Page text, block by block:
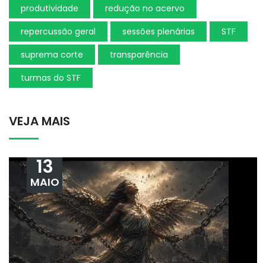
produtividade
redução no acervo
repercussão geral
sessões plenárias
STF
suprema corte
transparência
turmas do STF
VEJA MAIS
13
MAIO